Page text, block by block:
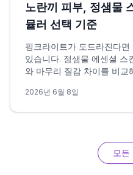
노란끼 피부, 정샘물
뮬러 선택 기준
핑크라이트가 도드라진다
있습니다. 정샘물 에센셜 스
와 마무리 질감 차이를 비교
2026년 6월 8일
모든